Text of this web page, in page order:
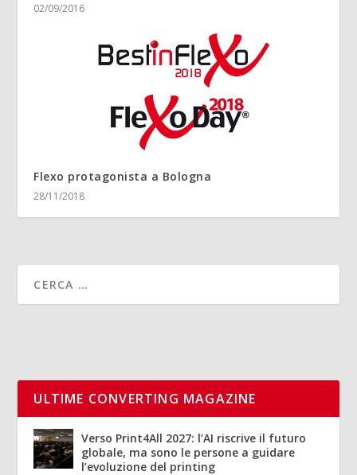
02/09/2016
Flexo protagonista a Bologna
28/11/2018
ULTIME CONVERTING MAGAZINE
Verso Print4All 2027: l’AI riscrive il futuro
globale, ma sono le persone a guidare
l’evoluzione del printing